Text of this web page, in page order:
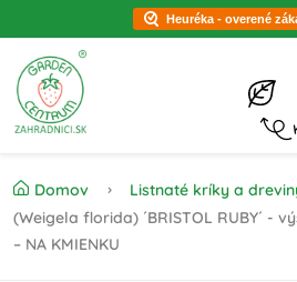
Heuréka - overené
Domov Listnaté kríky a
(Weigela florida) ´BRISTOL RUBY´ -
– NA KMIENKU